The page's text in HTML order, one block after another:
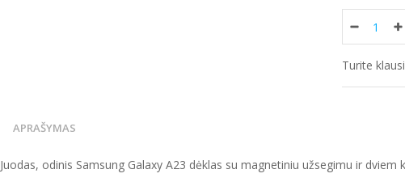
Turite
APRAŠYMAS
Juodas, odinis Samsung Galaxy A23 dėklas su magnetiniu užsegimu ir dviem